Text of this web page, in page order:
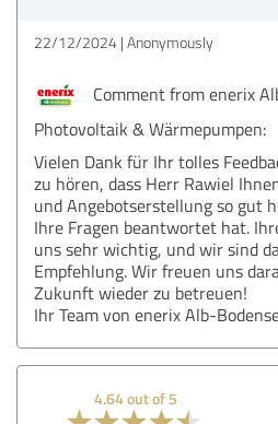
22/12/2024 Anonymously
Comment from enerix
Photovoltaik & Wärmepumpen:
Vielen Dank für Ihr tolles
zu hören, dass Herr Rawiel
und Angebotserstellung so gut
Ihre Fragen beantwortet hat.
uns sehr wichtig, und wir sind
Empfehlung. Wir freuen uns
Zukunft wieder zu betreuen!
Ihr Team von enerix Alb-
4.64 out of 5